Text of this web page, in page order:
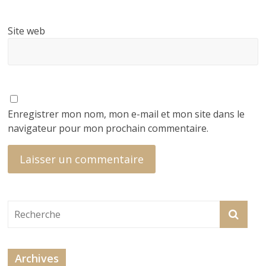
Site web
Enregistrer mon nom, mon e-mail et mon site dans le
navigateur pour mon prochain commentaire.
Archives